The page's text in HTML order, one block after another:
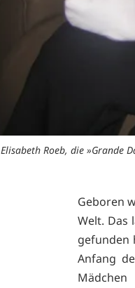
Elisabeth Roeb, die »Grande
Geboren
Welt. Das
gefunden
Anfang